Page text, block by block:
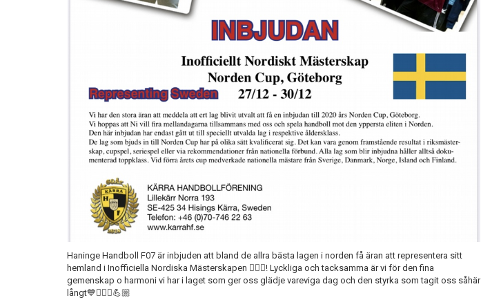
Haninge Handboll F07 är inbjuden att bland de allra bästa lagen i norden få äran att representera sitt
hemland i Inofficiella Nordiska Mästerskapen 🤾🏼‍♀️! Lyckliga och tacksamma är vi för den fina
gemenskap o harmoni vi har i laget som ger oss glädje vareviga dag och den styrka som tagit oss såhär
långt💙🤾🏼‍♀️💪🏼